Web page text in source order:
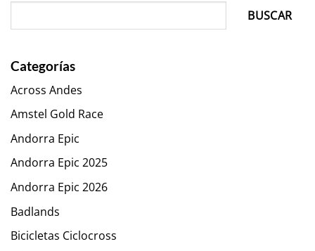
BUSCAR
Categorías
Across Andes
Amstel Gold Race
Andorra Epic
Andorra Epic 2025
Andorra Epic 2026
Badlands
Bicicletas Ciclocross